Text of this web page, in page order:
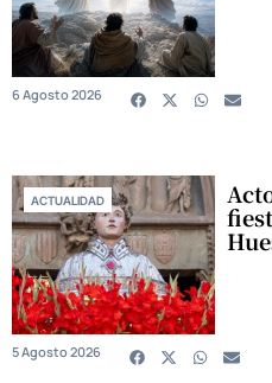
6 Agosto 2026
ACTUALIDAD
5 Agosto 2026